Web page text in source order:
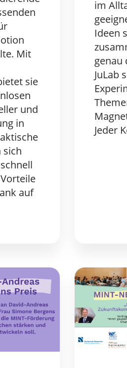
Mit
sie
und
in
sich
auf
im
Ideen
genau
JuLab
Jeder